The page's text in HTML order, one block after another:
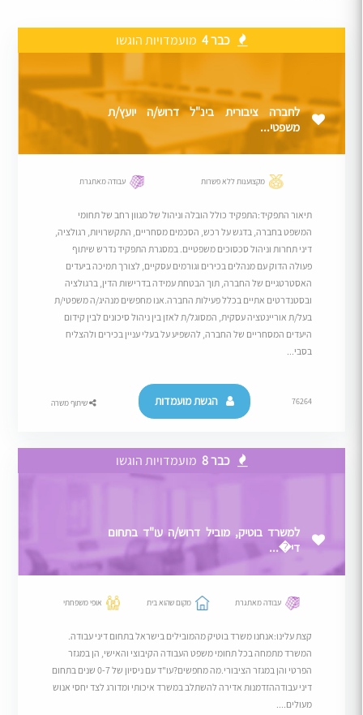
כבר 4 מועמדויות הוגשו
לחברה ציבורית בינ"ל דרוש/ה יועץ/ת
משפטי...
מקצוענות ללא פשרות עבודה מאתגרת
תיאור התפקיד:התפקיד כולל הובלה וניהול של מגוון רחב של תחומי
המשפט בחברה, בדגש על רכש, הסכמים מסחריים, התקשרויות, רגולציה,
דיני תחרות וניהול סכסוכים משפטיים. במסגרת התפקיד נדרש שיתוף
פעולה הדוק עם מנהלים בכירים וגורמים עסקיים, לצורך תמיכה ביעדים
האסטרטגיים של החברה, תוך הבטחת עמידה בדרישות הדין, ברגולציה
ובסטנדרטים אתיים בכלל פעילות החברה.אנו מחפשים מנהיג/ה משפטי/ת
בעל/ת אוריינטציה עסקית, המסוגל/ת לאזן בין ניהול סיכונים לבין קידום
היעדים המסחריים של החברה, להשפיע על בעלי עניין בכירים ולהצליח
בסבי...
76264 הגשת מועמדות שיתוף משרה
כבר 8 מועמדויות הוגשו
למשרד בוטיק, מוביל דרוש/ה עו"ד בתחום
די�...
עבודה מאתגרת מקום שהוא בית אופי משפחתי
קצת עלינו:אנחנו משרד בוטיק מהמובילים בישראל בתחום דיני עבודה.
המשרד מתמחה בכל תחומי משפט העבודה הקיבוצי והאישי, הן במגזר
הפרטי והן במגזר הציבורי.מה מחפשים?עו"ד עם ניסיון של 0-7 שנים בתחום
דיני עבודההזדמנות אדירה להשתלב במשרד איכותי ומדורג לצד יחסי אנוש
מעולים....